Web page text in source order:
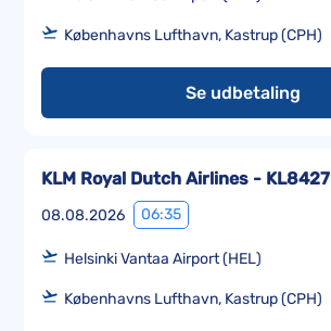
Københavns Lufthavn, Kastrup (CPH)
Se udbetaling
08.08.2026 06:35
KLM Royal Dutch Airlines - KL8427
Helsinki Vantaa Airport (HEL)
Københavns Lufthavn, Kastrup (CPH)